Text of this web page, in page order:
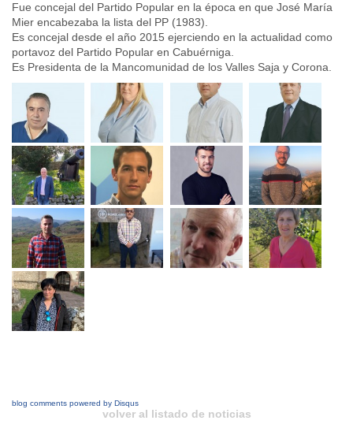
Fue concejal del Partido Popular en la época en que José María
Mier encabezaba la lista del PP (1983).
Es concejal desde el año 2015 ejerciendo en la actualidad como
portavoz del Partido Popular en Cabuérniga.
Es Presidenta de la Mancomunidad de los Valles Saja y Corona.
blog comments powered by Disqus
volver al listado de noticias